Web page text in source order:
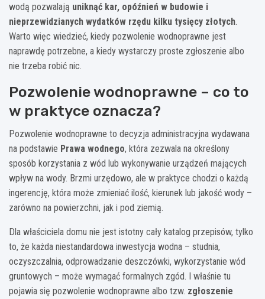
wodą pozwalają uniknąć kar, opóźnień w budowie i
nieprzewidzianych wydatków rzędu kilku tysięcy złotych.
Warto więc wiedzieć, kiedy pozwolenie wodnoprawne jest
naprawdę potrzebne, a kiedy wystarczy proste zgłoszenie albo
nie trzeba robić nic.
Pozwolenie wodnoprawne – co to
w praktyce oznacza?
Pozwolenie wodnoprawne to decyzja administracyjna wydawana
na podstawie Prawa wodnego, która zezwala na określony
sposób korzystania z wód lub wykonywanie urządzeń mających
wpływ na wody. Brzmi urzędowo, ale w praktyce chodzi o każdą
ingerencję, która może zmieniać ilość, kierunek lub jakość wody –
zarówno na powierzchni, jak i pod ziemią.
Dla właściciela domu nie jest istotny cały katalog przepisów, tylko
to, że każda niestandardowa inwestycja wodna – studnia,
oczyszczalnia, odprowadzanie deszczówki, wykorzystanie wód
gruntowych – może wymagać formalnych zgód. I właśnie tu
pojawia się pozwolenie wodnoprawne albo tzw. zgłoszenie